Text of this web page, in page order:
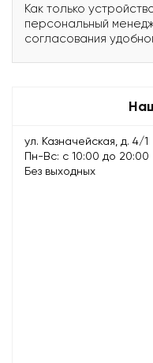
Как только
персональный
согласования
ул. Казначейская, д. 4/1
Пн-Вс: с 10:00 до 20:00
Без выходных